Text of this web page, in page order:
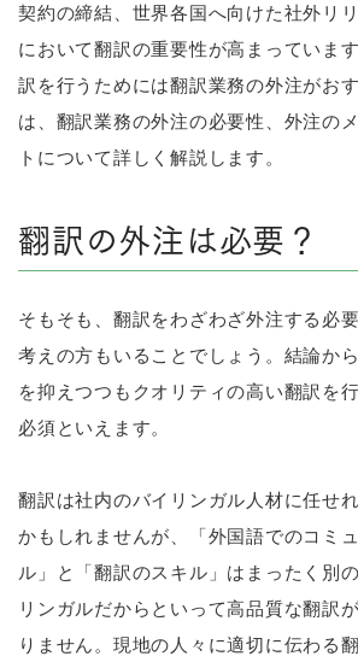
契約の締結、世界各国へ向けた社外リ
において翻訳の重要性が高まっていま
訳を行うためには翻訳業務の外注がお
は、翻訳業務の外注の必要性、外注の
トについて詳しく解説します。
翻訳の外注は必要？
そもそも、翻訳をわざわざ外注する必
考えの方もいることでしょう。結論か
を抑えつつもクオリティの高い翻訳を
必須といえます。
翻訳は社内のバイリンガル人材に任せ
かもしれませんが、「外国語でのコミ
ル」と「翻訳のスキル」はまったく別
リンガルだからといって高品質な翻訳
りません。現地の人々に適切に伝わる